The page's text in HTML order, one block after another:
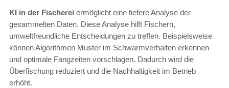
KI in der Fischerei ermöglicht eine tiefere Analyse der
gesammelten Daten. Diese Analyse hilft Fischern,
umweltfreundliche Entscheidungen zu treffen. Beispielsweise
können Algorithmen Muster im Schwarmverhalten erkennen
und optimale Fangzeiten vorschlagen. Dadurch wird die
Überfischung reduziert und die Nachhaltigkeit im Betrieb
erhöht.